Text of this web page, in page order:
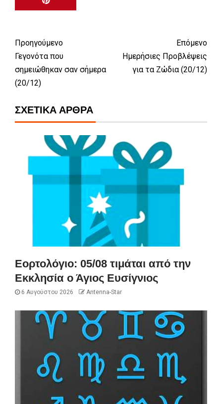
Προηγούμενο
Γεγονότα που
σημειώθηκαν σαν σήμερα
(20/12)
Επόμενο
Ημερήσιες Προβλέψεις
για τα Ζώδια (20/12)
ΣΧΕΤΙΚΆ ΆΡΘΡΑ
Εορτολόγιο: 05/08 τιμάται από την
Εκκλησία ο Άγιος Ευσίγνιος
6 Αυγούστου 2026 Antenna-Star